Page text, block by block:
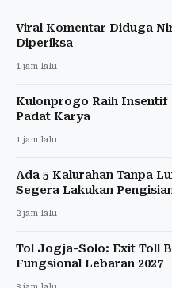
Viral Komentar Diduga
Diperiksa
1 jam lalu
Kulonprogo Raih Insentif
Padat Karya
1 jam lalu
Ada 5 Kalurahan Tanpa
Segera Lakukan
2 jam lalu
Tol Jogja-Solo: Exit Toll
Fungsional Lebaran 2027